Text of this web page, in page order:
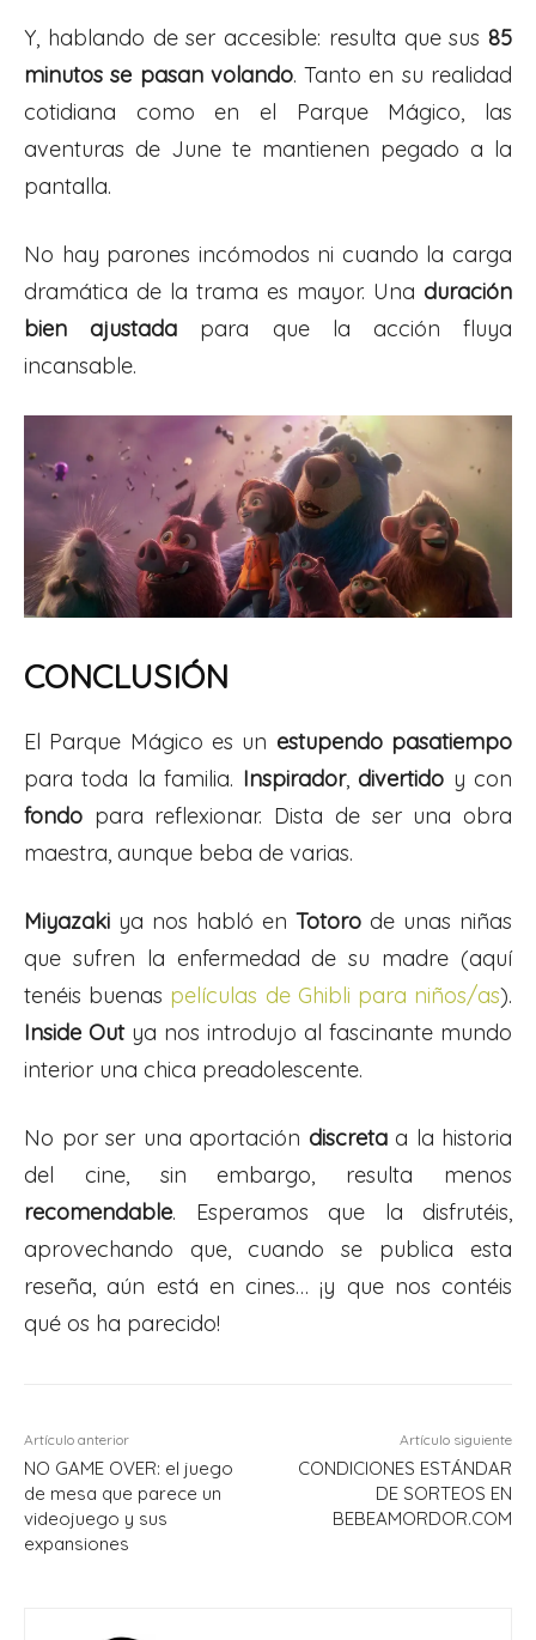
Y, hablando de ser accesible: resulta que sus 85
minutos se pasan volando. Tanto en su realidad
cotidiana como en el Parque Mágico, las
aventuras de June te mantienen pegado a la
pantalla.
No hay parones incómodos ni cuando la carga
dramática de la trama es mayor. Una duración
bien ajustada para que la acción fluya
incansable.
CONCLUSIÓN
El Parque Mágico es un estupendo pasatiempo
para toda la familia. Inspirador, divertido y con
fondo para reflexionar. Dista de ser una obra
maestra, aunque beba de varias.
Miyazaki ya nos habló en Totoro de unas niñas
que sufren la enfermedad de su madre (aquí
tenéis buenas películas de Ghibli para niños/as).
Inside Outya nos introdujo al fascinante mundo
interior una chica preadolescente.
No por ser una aportación discretaa la historia
del cine, sin embargo, resulta menos
recomendable. Esperamos que la disfrutéis,
aprovechando que, cuando se publica esta
reseña, aún está en cines… ¡y que nos contéis
qué os ha parecido!
Artículo anterior
NO GAME OVER: el juego
de mesa que parece un
videojuego y sus
expansiones
Artículo siguiente
CONDICIONES ESTÁNDAR
DE SORTEOS EN
BEBEAMORDOR.COM